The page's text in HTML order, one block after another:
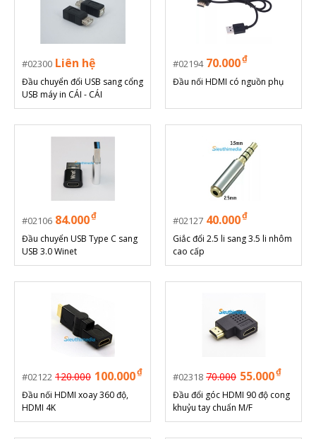
02300 Liên hệ
Đầu chuyển đổi USB sang cổng
USB máy in CÁI - CÁI
02194 70.000₫
Đầu nối HDMI có nguồn phụ
02106 84.000₫
Đầu chuyển USB Type C sang
USB 3.0 Winet
02127 40.000₫
Giắc đổi 2.5 li sang 3.5 li nhôm
cao cấp
02122 120.000 100.000₫
Đầu nối HDMI xoay 360 độ,
HDMI 4K
02318 70.000 55.000₫
Đầu đổi góc HDMI 90 độ cong
khuỷu tay chuẩn M/F